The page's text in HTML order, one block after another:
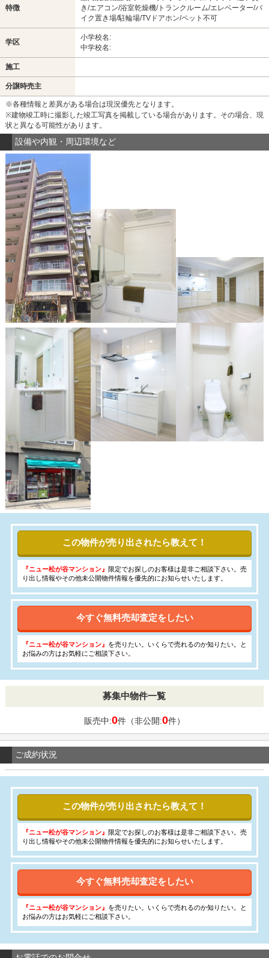
特徴
き/エアコン/浴室乾燥機/トランクルーム/エレベーター/バ
イク置き場/駐輪場/TVドアホン/ペット不可
学区
小学校名:
中学校名:
施工
分譲時売主
※各種情報と差異がある場合は現況優先となります。
※建物竣工時に撮影した竣工写真を掲載している場合があります。その場合、現
状と異なる可能性があります。
設備や内観・周辺環境など
この物件が売り出されたら教えて！
『ニュー松が谷マンション』 限定でお探しのお客様は是非ご相談下さい。売
り出し情報やその他未公開物件情報を優先的にお知らせいたします。
今すぐ無料売却査定をしたい
『ニュー松が谷マンション』 を売りたい。いくらで売れるのか知りたい。と
お悩みの方はお気軽にご相談下さい。
募集中物件一覧
販売中:0件（非公開:0件）
ご成約状況
この物件が売り出されたら教えて！
『ニュー松が谷マンション』 限定でお探しのお客様は是非ご相談下さい。売
り出し情報やその他未公開物件情報を優先的にお知らせいたします。
今すぐ無料売却査定をしたい
『ニュー松が谷マンション』 を売りたい。いくらで売れるのか知りたい。と
お悩みの方はお気軽にご相談下さい。